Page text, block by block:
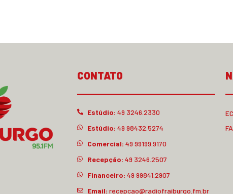
CONTATO
Estúdio: 49 3246.2330
Estúdio: 49 98432.5274
Comercial: 49 99199.9170
Recepção: 49 3246.2507
Financeiro: 49 99841.2907
Email: recepcao@radiofraiburgo.fm.br